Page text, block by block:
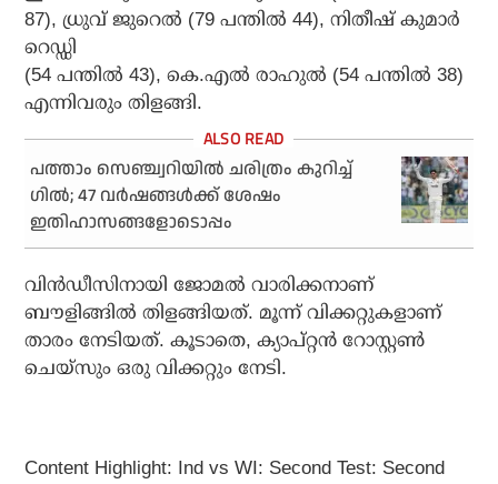
87), ധ്രുവ് ജുറെല്‍ (79 പന്തില്‍ 44), നിതീഷ് കുമാര്‍
റെഡ്ഡി
(54 പന്തില്‍ 43), കെ.എല്‍ രാഹുല്‍ (54 പന്തില്‍ 38)
എന്നിവരും തിളങ്ങി.
പത്താം സെഞ്ച്വറിയില്‍ ചരിത്രം കുറിച്ച്
ഗില്‍; 47 വര്‍ഷങ്ങള്‍ക്ക് ശേഷം
ഇതിഹാസങ്ങളോടൊപ്പം
വിന്‍ഡീസിനായി ജോമല്‍ വാരിക്കനാണ്
ബൗളിങ്ങില്‍ തിളങ്ങിയത്. മൂന്ന് വിക്കറ്റുകളാണ്
താരം നേടിയത്. കൂടാതെ, ക്യാപ്റ്റന്‍ റോസ്റ്റണ്‍
ചെയ്‌സും ഒരു വിക്കറ്റും നേടി.
Content Highlight: Ind vs WI: Second Test: Second